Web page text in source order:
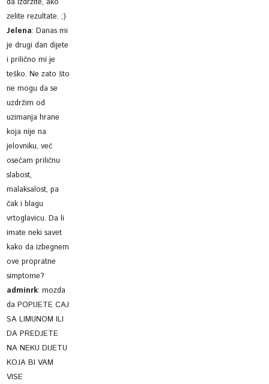
zelite rezultate. ;)
Jelena:Danas mi
je drugi dan dijete
i prilično mi je
teško. Ne zato što
ne mogu da se
uzdržim od
uzimanja hrane
koja nije na
jelovniku, već
osećam priličnu
slabost,
malaksalost, pa
čak i blagu
vrtoglavicu. Da li
imate neki savet
kako da izbegnem
ove propratne
simptome?
adminrk:mozda
da POPIJETE CAJ
SA LIMUNOM ILI
DA PREDJETE
NA NEKU DIJETU
KOJA BI VAM
VISE